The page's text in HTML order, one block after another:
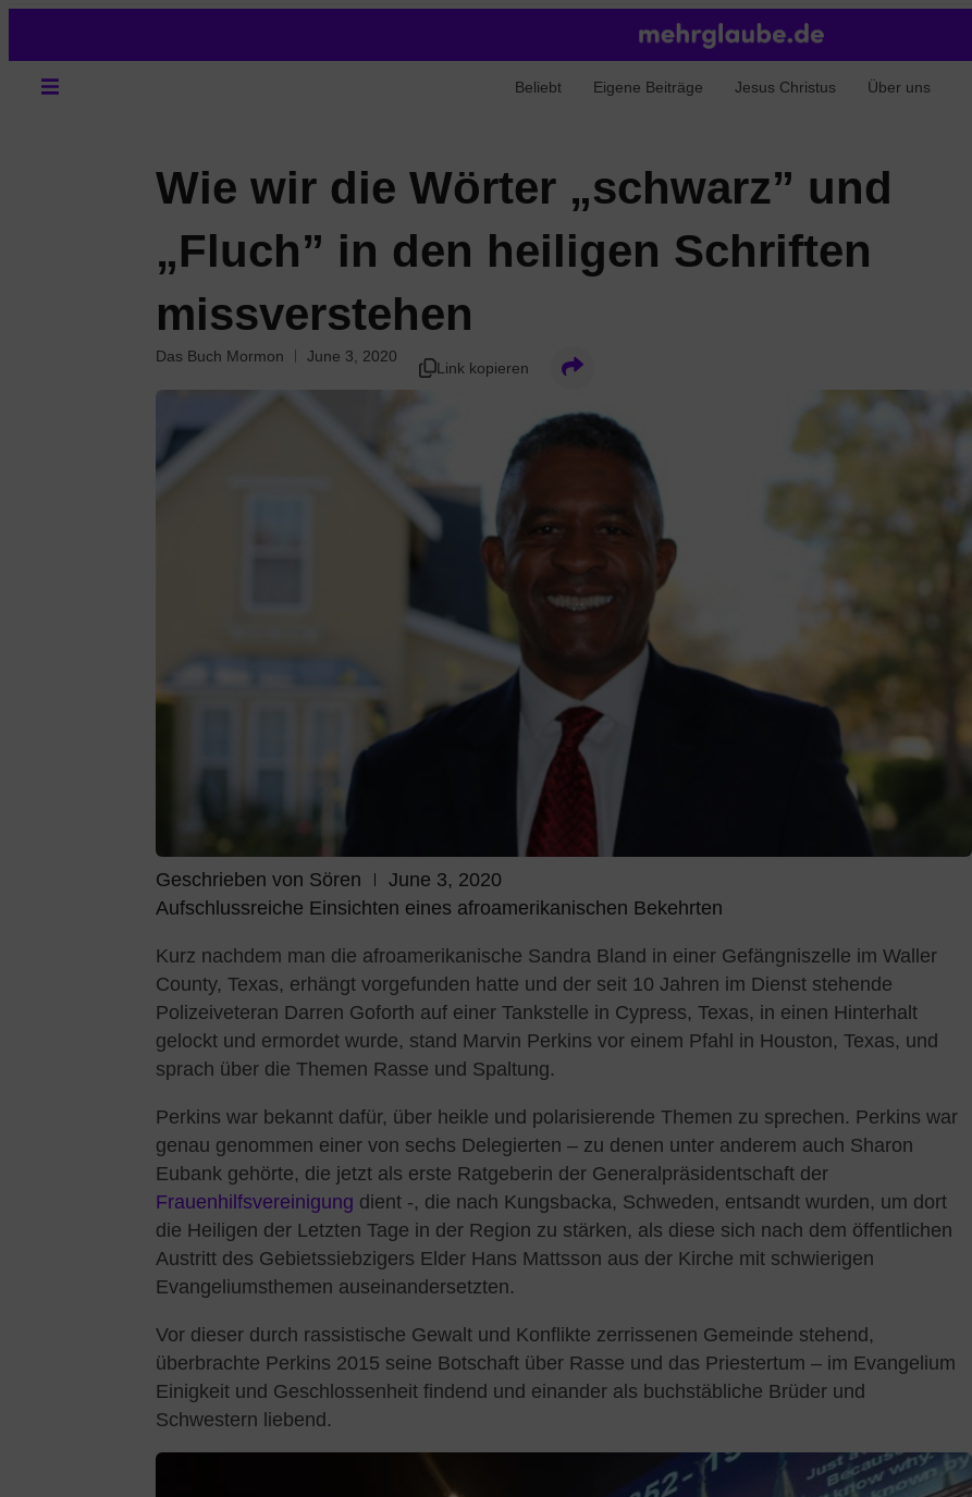
Beliebt Eigene Beiträge Jesus Christus Über uns
Wie wir die Wörter „schwarz” und
„Fluch” in den heiligen Schriften
missverstehen
Das Buch Mormon June 3, 2020
Link kopieren
Geschrieben von Sören
June 3, 2020
Aufschlussreiche Einsichten eines afroamerikanischen Bekehrten
Kurz nachdem man die afroamerikanische Sandra Bland in einer Gefängniszelle im Waller
County, Texas, erhängt vorgefunden hatte und der seit 10 Jahren im Dienst stehende
Polizeiveteran Darren Goforth auf einer Tankstelle in Cypress, Texas, in einen Hinterhalt
gelockt und ermordet wurde, stand Marvin Perkins vor einem Pfahl in Houston, Texas, und
sprach über die Themen Rasse und Spaltung.
Perkins war bekannt dafür, über heikle und polarisierende Themen zu sprechen. Perkins war
genau genommen einer von sechs Delegierten – zu denen unter anderem auch Sharon
Eubank gehörte, die jetzt als erste Ratgeberin der Generalpräsidentschaft der
Frauenhilfsvereinigung dient -, die nach Kungsbacka, Schweden, entsandt wurden, um dort
die Heiligen der Letzten Tage in der Region zu stärken, als diese sich nach dem öffentlichen
Austritt des Gebietssiebzigers Elder Hans Mattsson aus der Kirche mit schwierigen
Evangeliumsthemen auseinandersetzten.
Vor dieser durch rassistische Gewalt und Konflikte zerrissenen Gemeinde stehend,
überbrachte Perkins 2015 seine Botschaft über Rasse und das Priestertum – im Evangelium
Einigkeit und Geschlossenheit findend und einander als buchstäbliche Brüder und
Schwestern liebend.